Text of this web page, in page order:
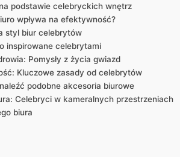
podstawie celebryckich​ wnętrz
wpływa na efektywność?
styl biur celebrytów
inspirowane ⁣celebrytami
Pomysły z życia gwiazd
Kluczowe zasady od celebrytów
podobne‍ akcesoria biurowe
Celebryci ‌w kameralnych przestrzeniach
biura